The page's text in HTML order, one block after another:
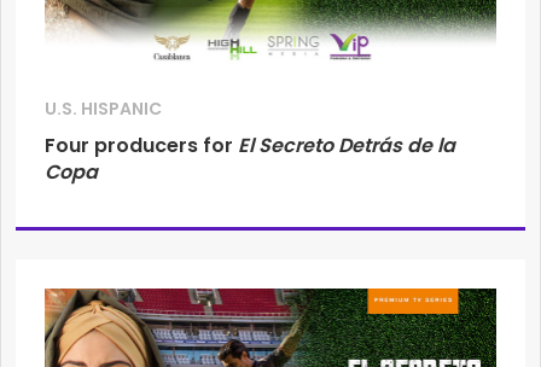
U.S. HISPANIC
Four producers for El Secreto Detrásde la
Copa